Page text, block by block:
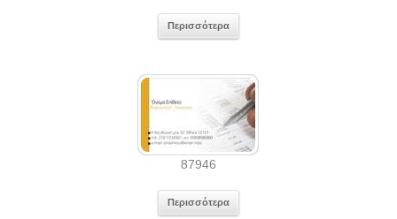
Περισσότερα
87946
Περισσότερα